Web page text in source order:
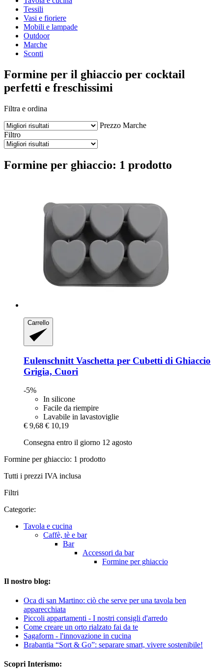
Tessili
Vasi e fioriere
Mobili e lampade
Outdoor
Marche
Sconti
Formine per il ghiaccio per cocktail
perfetti e freschissimi
Filtra e ordina
Prezzo Marche
Filtro
Formine per ghiaccio: 1 prodotto
Carrello
Eulenschnitt Vaschetta per Cubetti di Ghiaccio
Grigia, Cuori
-5%
In silicone
Facile da riempire
Lavabile in lavastoviglie
€ 9,68 € 10,19
Consegna entro il giorno 12 agosto
Formine per ghiaccio: 1 prodotto
Tutti i prezzi IVA inclusa
Filtri
Categorie:
Tavola e cucina
Caffè, tè e bar
Bar
Accessori da bar
Formine per ghiaccio
Il nostro blog:
Oca di san Martino: ciò che serve per una tavola ben
apparecchiata
Piccoli appartamenti - I nostri consigli d'arredo
Come creare un orto rialzato fai da te
Sagaform - l'innovazione in cucina
Brabantia “Sort & Go”: separare smart, vivere sostenibile!
Scopri Interismo: